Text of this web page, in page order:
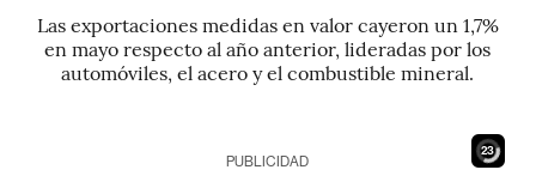
Las exportaciones medidas en valor cayeron un 1,7%
en mayo respecto al año anterior, lideradas por los
automóviles, el acero y el combustible mineral.
22
PUBLICIDAD